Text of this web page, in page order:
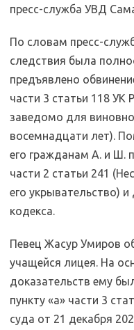
пресс-служба УВД
По словам пресс-
следствия была
предъявлено
части 3 статьи 118 УК
заведомо для
восемнадцати лет).
его гражданам А. и Ш.
части 2 статьи 241
его укрывательство)
кодекса.
Певец Жасур Умиров
учащейся лицея. На
доказательств ему
пункту «а» части 3
суда от 21 декабря